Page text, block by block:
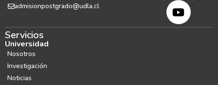
admisionpostgrado@udla.cl
Servicios
Universidad
Nosotros
Investigación
Noticias